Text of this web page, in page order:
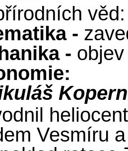
věd:
-
-
Vesmíru